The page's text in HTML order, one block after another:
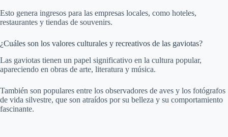
Esto genera ingresos para las empresas locales, como hoteles,
restaurantes y tiendas de souvenirs.
¿Cuáles son los valores culturales y recreativos de las gaviotas?
Las gaviotas tienen un papel significativo en la cultura popular,
apareciendo en obras de arte, literatura y música.
También son populares entre los observadores de aves y los fotógrafos
de vida silvestre, que son atraídos por su belleza y su comportamiento
fascinante.